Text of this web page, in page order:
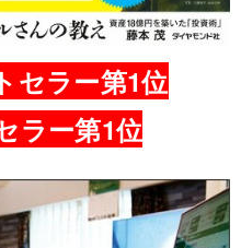
セラー第1位
ラー第1位